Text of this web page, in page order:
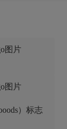
图片
图片
）标志